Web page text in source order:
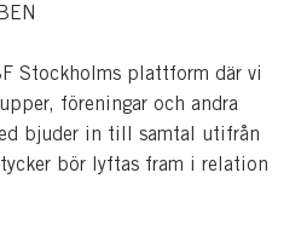
Stockholms plattform där vi
föreningar och andra
bjuder in till samtal utifrån
bör lyftas fram i relation